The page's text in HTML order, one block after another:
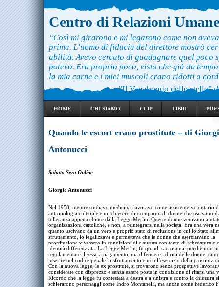
Centro di Relazioni Umane
“Così mi girarono e mi legarono come non
prima. L’uomo di fiducia del direttore mostrò
abilità. Avevo cercato di guadagnare quel poco
potevo. Era proprio poco, visto che già da
la mia carne e i miei muscoli erano ridotti a
"Il Vagabondo delle stelle"
HOME CHI SIAMO CLIP LIBRI
Quando le escort erano prostitute – di
Antonucci
Sabato Sera Online
Giorgio Antonucci
Nel 1958, mentre studiavo medicina, lavoravo come assistente volontario
antropologia culturale e mi chiesero di occuparmi di donne che uscivano
tolleranza appena chiuse dalla Legge Merlin. Queste donne venivano
organizzazioni cattoliche, e non, a reintegrarsi nella società. Era una vera
quanto uscivano da un vero e proprio stato di reclusione in cui lo Stato
sfruttamento, lo legalizzava e permetteva che le donne che esercitavano la
prostituzione vivessero in condizioni di clausura con tanto di schedatura e
identità differenziata. La Legge Merlin, fu quindi sacrosanta, perchè non
regolamentare il sesso a pagamento, ma difendere i diritti delle donne,
inserire nel codice penale lo sfruttamento e non l’esercizio della
Con la nuova legge, le ex prostitute, si trovarono senza prospettive
considerate con disprezzo e senza essere poste in condizione di rifarsi una
Ricordo che la legge fu contestata a destra e a sinistra e contro la chiusura si
schierarono personaggi come Indro Montanelli, ma anche come Federico